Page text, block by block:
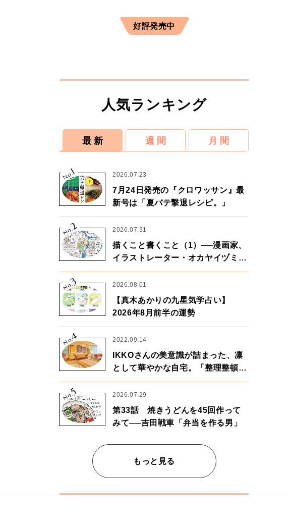
好評発売中
人気ランキング
最 新 週 間 月 間
No.
1 2026.07.23
7月24日発売の『クロワッサン』最
新号は「夏バテ撃退レシピ。」
No.2 2026.07.31
描くこと書くこと（1）──漫画家、
イラストレーター・オカヤイヅミさ
ん×漫画家・鶴谷香央理さん
No.
3 2026.08.01
【真木あかりの九星気学占い】
2026年8月前半の運勢
No.
4 2022.09.14
IKKOさんの美意識が詰まった、凛
として華やかな自宅。「整理整頓は
心のリズムが乱されないための作
業」。
No.
5 2026.07.29
第33話 焼きうどんを45回作って
みて──吉田戦車「弁当を作る男」
もっと見る